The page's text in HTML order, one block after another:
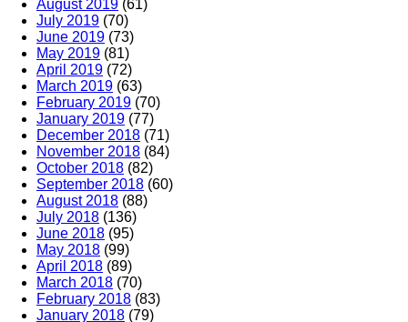
August 2019 (61)
July 2019 (70)
June 2019 (73)
May 2019 (81)
April 2019 (72)
March 2019 (63)
February 2019 (70)
January 2019 (77)
December 2018 (71)
November 2018 (84)
October 2018 (82)
September 2018 (60)
August 2018 (88)
July 2018 (136)
June 2018 (95)
May 2018 (99)
April 2018 (89)
March 2018 (70)
February 2018 (83)
January 2018 (79)